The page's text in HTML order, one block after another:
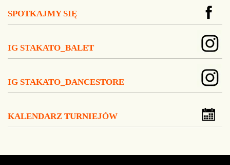
SPOTKAJMY SIĘ
IG STAKATO_BALET
IG STAKATO_DANCESTORE
KALENDARZ TURNIEJÓW